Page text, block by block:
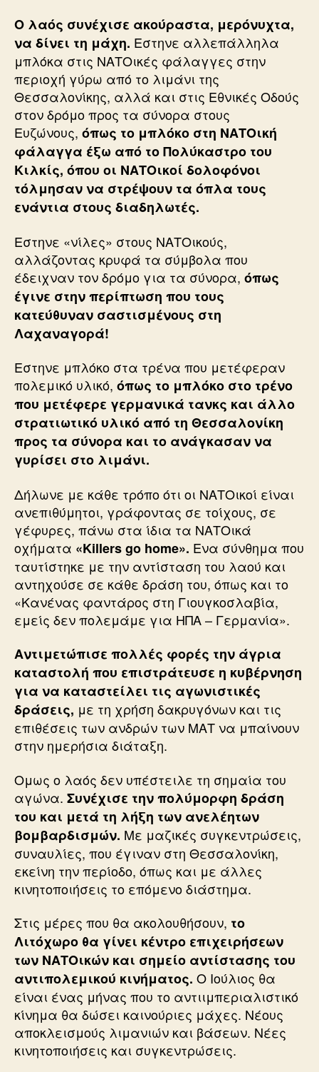
Ο λαός συνέχισε ακούραστα, μερόνυχτα,
να δίνει τη μάχη. Εστηνε αλλεπάλληλα
μπλόκα στις ΝΑΤΟικές φάλαγγες στην
περιοχή γύρω από το λιμάνι της
Θεσσαλονίκης, αλλά και στις Εθνικές Οδούς
στον δρόμο προς τα σύνορα στους
Ευζώνους, όπως το μπλόκο στη ΝΑΤΟική
φάλαγγα έξω από το Πολύκαστρο του
Κιλκίς, όπου οι ΝΑΤΟικοί δολοφόνοι
τόλμησαν να στρέψουν τα όπλα τους
ενάντια στους διαδηλωτές.
Εστηνε «νίλες» στους ΝΑΤΟικούς,
αλλάζοντας κρυφά τα σύμβολα που
έδειχναν τον δρόμο για τα σύνορα, όπως
έγινε στην περίπτωση που τους
κατεύθυναν σαστισμένους στη
Λαχαναγορά!
Εστηνε μπλόκο στα τρένα που μετέφεραν
πολεμικό υλικό, όπως το μπλόκο στο τρένο
που μετέφερε γερμανικά τανκς και άλλο
στρατιωτικό υλικό από τη Θεσσαλονίκη
προς τα σύνορα και το ανάγκασαν να
γυρίσει στο λιμάνι.
Δήλωνε με κάθε τρόπο ότι οι ΝΑΤΟικοί είναι
ανεπιθύμητοι, γράφοντας σε τοίχους, σε
γέφυρες, πάνω στα ίδια τα ΝΑΤΟικά
οχήματα «Killers go home». Ενα σύνθημα που
ταυτίστηκε με την αντίσταση του λαού και
αντηχούσε σε κάθε δράση του, όπως και το
«Κανένας φαντάρος στη Γιουγκοσλαβία,
εμείς δεν πολεμάμε για ΗΠΑ – Γερμανία».
Αντιμετώπισε πολλές φορές την άγρια
καταστολή που επιστράτευσε η κυβέρνηση
για να καταστείλει τις αγωνιστικές
δράσεις, με τη χρήση δακρυγόνων και τις
επιθέσεις των ανδρών των ΜΑΤ να μπαίνουν
στην ημερήσια διάταξη.
Ομως ο λαός δεν υπέστειλε τη σημαία του
αγώνα. Συνέχισε την πολύμορφη δράση
του και μετά τη λήξη των ανελέητων
βομβαρδισμών. Με μαζικές συγκεντρώσεις,
συναυλίες, που έγιναν στη Θεσσαλονίκη,
εκείνη την περίοδο, όπως και με άλλες
κινητοποιήσεις το επόμενο διάστημα.
Στις μέρες που θα ακολουθήσουν, το
Λιτόχωρο θα γίνει κέντρο επιχειρήσεων
των ΝΑΤΟικών και σημείο αντίστασης του
αντιπολεμικού κινήματος. Ο Ιούλιος θα
είναι ένας μήνας που το αντιιμπεριαλιστικό
κίνημα θα δώσει καινούριες μάχες. Νέους
αποκλεισμούς λιμανιών και βάσεων. Νέες
κινητοποιήσεις και συγκεντρώσεις.